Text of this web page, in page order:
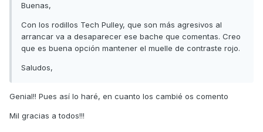
Buenas,
Con los rodillos Tech Pulley, que son más agresivos al
arrancar va a desaparecer ese bache que comentas. Creo
que es buena opción mantener el muelle de contraste rojo.
Saludos,
Genial!! Pues así lo haré, en cuanto los cambié os comento
Mil gracias a todos!!!